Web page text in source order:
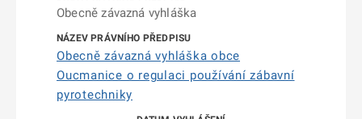
Obecně závazná vyhláška
Obecně závazná vyhláška obce
Oucmanice o regulaci používání zábavní
pyrotechniky